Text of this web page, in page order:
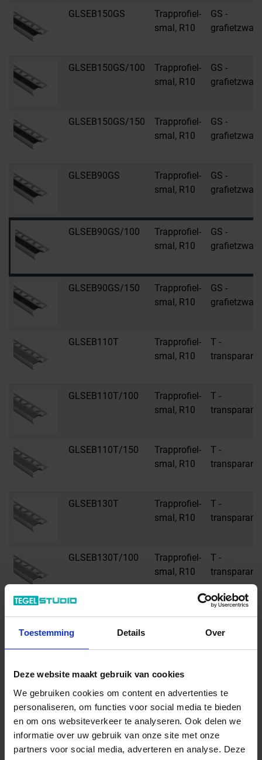
Toestemming Details Over
Deze website maakt gebruik van cookies
We gebruiken cookies om content en advertenties te
personaliseren, om functies voor social media te bieden
en om ons websiteverkeer te analyseren. Ook delen we
informatie over uw gebruik van onze site met onze
partners voor social media, adverteren en analyse. Deze
GLSEB150GS
Trapprofiel-
smal, R10
GS -
grafietzwart
GLSEB150GS/100
Trapprofiel-
smal, R10
GS -
grafietzwart
GLSEB150GS/150
Trapprofiel-
smal, R10
GS -
grafietzwart
GLSEB90GS
Trapprofiel-
smal, R10
GS -
grafietzwart
GLSEB90GS/100
Trapprofiel-
smal, R10
GS -
grafietzwart
GLSEB90GS/150
Trapprofiel-
smal, R10
GS -
grafietzwart
GLSEB110T
Trapprofiel-
smal, R10
T -
transparant
GLSEB110T/100
Trapprofiel-
smal, R10
T -
transparant
GLSEB110T/150
Trapprofiel-
smal, R10
T -
transparant
GLSEB130T
Trapprofiel-
smal, R10
T -
transparant
GLSEB130T/100
Trapprofiel-
smal, R10
T -
transparant
T -
smal, R10
GLSEB150T/100
Trapprofiel-
smal, R10
T -
transparant